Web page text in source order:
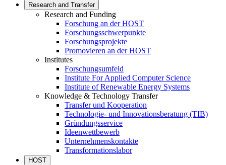
Research and Transfer
Research and Funding
Forschung an der HOST
Forschungsschwerpunkte
Forschungsprojekte
Promovieren an der HOST
Institutes
Forschungsumfeld
Institute For Applied Computer Science
Institute of Renewable Energy Systems
Knowledge & Technology Transfer
Transfer und Kooperation
Technologie- und Innovationsberatung (TIB)
Gründungsservice
Ideenwettbewerb
Unternehmenskontakte
Transformationslabor
HOST